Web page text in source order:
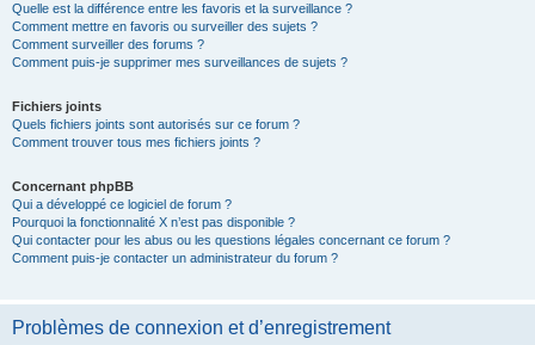
Quelle est la différence entre les favoris et la surveillance ?
Comment mettre en favoris ou surveiller des sujets ?
Comment surveiller des forums ?
Comment puis-je supprimer mes surveillances de sujets ?
Fichiers joints
Quels fichiers joints sont autorisés sur ce forum ?
Comment trouver tous mes fichiers joints ?
Concernant phpBB
Qui a développé ce logiciel de forum ?
Pourquoi la fonctionnalité X n’est pas disponible ?
Qui contacter pour les abus ou les questions légales concernant ce forum ?
Comment puis-je contacter un administrateur du forum ?
Problèmes de connexion et d’enregistrement